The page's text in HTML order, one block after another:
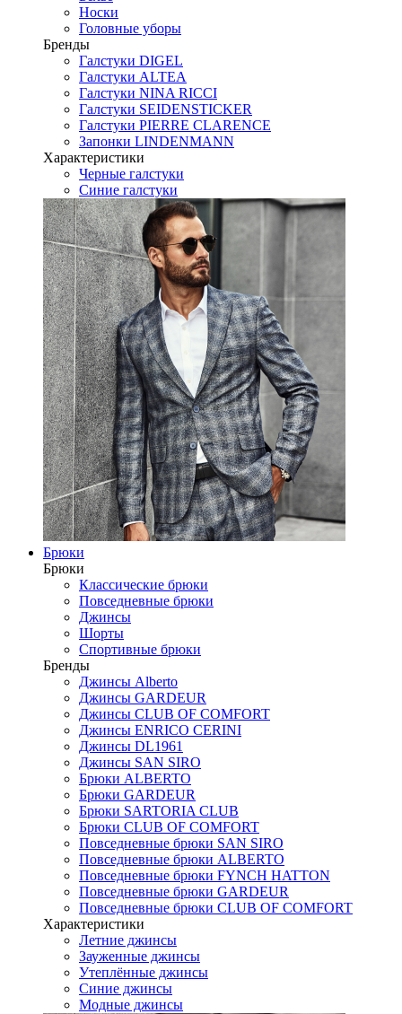
Носки
Головные уборы
Бренды
Галстуки DIGEL
Галстуки ALTEA
Галстуки NINA RICCI
Галстуки SEIDENSTICKER
Галстуки PIERRE CLARENCE
Запонки LINDENMANN
Характеристики
Черные галстуки
Синие галстуки
Брюки
Брюки
Классические брюки
Повседневные брюки
Джинсы
Шорты
Спортивные брюки
Бренды
Джинсы Alberto
Джинсы GARDEUR
Джинсы CLUB OF COMFORT
Джинсы ENRICO CERINI
Джинсы DL1961
Джинсы SAN SIRO
Брюки ALBERTO
Брюки GARDEUR
Брюки SARTORIA CLUB
Брюки CLUB OF COMFORT
Повседневные брюки SAN SIRO
Повседневные брюки ALBERTO
Повседневные брюки FYNCH HATTON
Повседневные брюки GARDEUR
Повседневные брюки CLUB OF COMFORT
Характеристики
Летние джинсы
Зауженные джинсы
Утеплённые джинсы
Синие джинсы
Модные джинсы